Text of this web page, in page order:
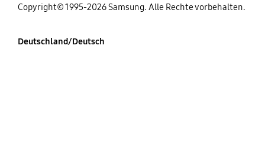
Copyright© 1995-2026 Samsung. Alle Rechte vorbehalten.
Deutschland/Deutsch